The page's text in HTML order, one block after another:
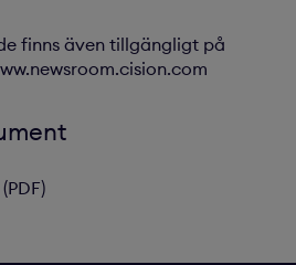
finns även tillgängligt på